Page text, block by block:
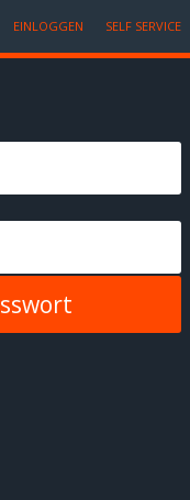
EINLOGGEN SELF SERVICE